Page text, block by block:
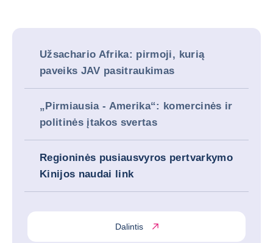
Užsachario Afrika: pirmoji, kurią
paveiks JAV pasitraukimas
„Pirmiausia - Amerika“: komercinės ir
politinės įtakos svertas
Regioninės pusiausvyros pertvarkymo
Kinijos naudai link
Dalintis